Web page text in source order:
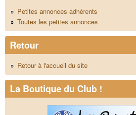
Petites annonces adhérents
Toutes les petites annonces
Retour
Retour à l'accueil du site
La Boutique du Club !